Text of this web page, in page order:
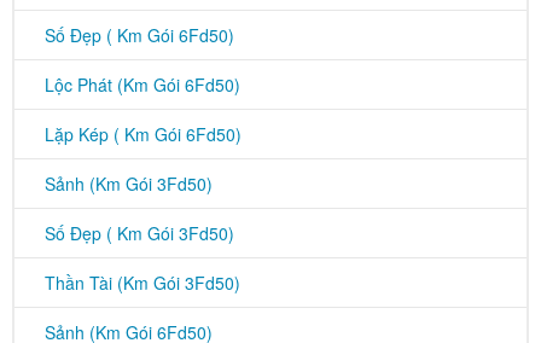
Số Đẹp ( Km Gói 6Fd50)
Lộc Phát (Km Gói 6Fd50)
Lặp Kép ( Km Gói 6Fd50)
Sảnh (Km Gói 3Fd50)
Số Đẹp ( Km Gói 3Fd50)
Thần Tài (Km Gói 3Fd50)
Sảnh (Km Gói 6Fd50)